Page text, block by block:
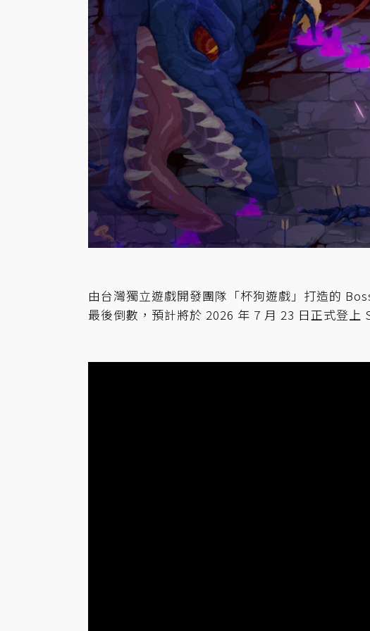
由台灣獨立遊戲開發團隊「杯狗遊戲」打造的
最後倒數，預計將於 2026 年 7 月 23 日正式登上